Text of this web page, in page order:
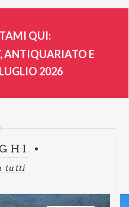
QUI:
ANTIQUARIATO E
2026
tutti